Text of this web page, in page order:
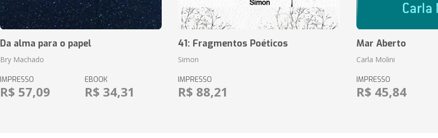
Da alma para o papel
Bry Machado
IMPRESSO
R$ 57,09
EBOOK
R$ 34,31
41: Fragmentos Poéticos
Simon
IMPRESSO
R$ 88,21
Mar Aberto
Carla Molini
IMPRESSO
R$ 45,84